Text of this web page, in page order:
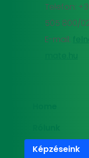
Telefon:
505 800/
E-mail:
Képzéseink